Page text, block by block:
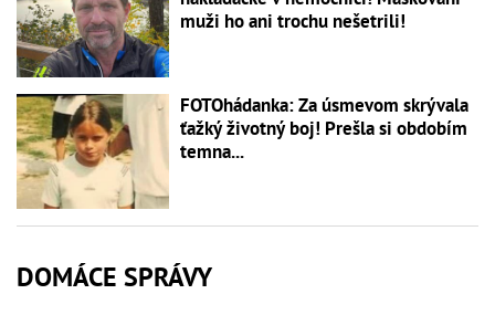
muži ho ani trochu nešetrili!
FOTOhádanka: Za úsmevom skrývala
ťažký životný boj! Prešla si obdobím
temna...
DOMÁCE SPRÁVY